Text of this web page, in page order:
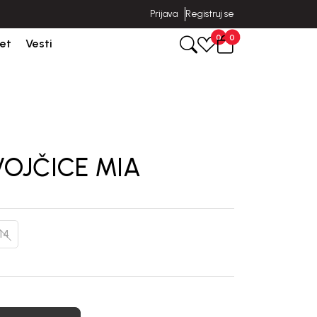
u roku od 3-5 dana od dana kreiranja porudžbine.
Prijava Registruj se
Vesti 0 0
MIA